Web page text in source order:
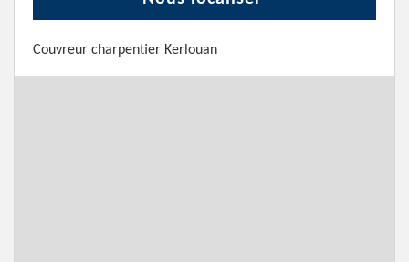
Couvreur charpentier Kerlouan